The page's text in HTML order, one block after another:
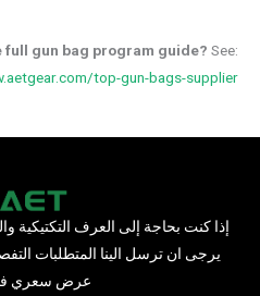
full gun bag program guide? See:
top-gun-bags-supplier/
يرجى ان ترسل الينا المتطلبات
عرض سعري